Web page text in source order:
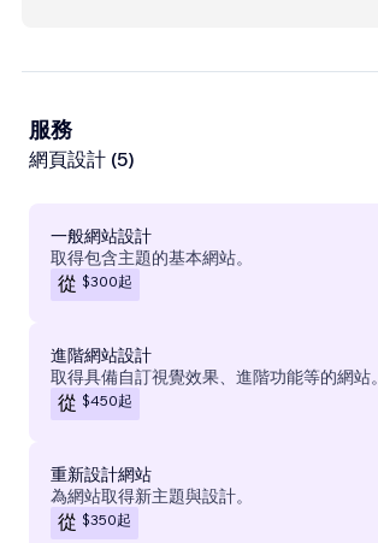
服務
網頁設計 (5)
一般網站設計
取得包含主題的基本網站。
從 $300起
進階網站設計
取得具備自訂視覺效果、進階功能等的網站。
從 $450起
重新設計網站
為網站取得新主題與設計。
從 $350起